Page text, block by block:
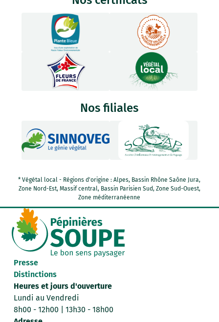
Nos filiales
* Végétal local - Régions d'origine : Alpes, Bassin Rhône Saône Jura,
Zone Nord-Est, Massif central, Bassin Parisien Sud, Zone Sud-Ouest,
Zone méditerranéenne
Presse
Distinctions
Heures et jours d'ouverture
Lundi au Vendredi
8h00 - 12h00 | 13h30 - 18h00